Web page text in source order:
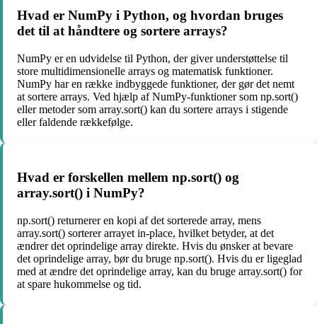
Hvad er NumPy i Python, og hvordan bruges
det til at håndtere og sortere arrays?
NumPy er en udvidelse til Python, der giver understøttelse til
store multidimensionelle arrays og matematisk funktioner.
NumPy har en række indbyggede funktioner, der gør det nemt
at sortere arrays. Ved hjælp af NumPy-funktioner som np.sort()
eller metoder som array.sort() kan du sortere arrays i stigende
eller faldende rækkefølge.
Hvad er forskellen mellem np.sort() og
array.sort() i NumPy?
np.sort() returnerer en kopi af det sorterede array, mens
array.sort() sorterer arrayet in-place, hvilket betyder, at det
ændrer det oprindelige array direkte. Hvis du ønsker at bevare
det oprindelige array, bør du bruge np.sort(). Hvis du er ligeglad
med at ændre det oprindelige array, kan du bruge array.sort() for
at spare hukommelse og tid.